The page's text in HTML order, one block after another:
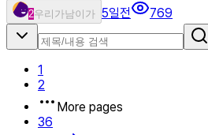
2우리가남이가 5일전 769
1
2
More pages
36